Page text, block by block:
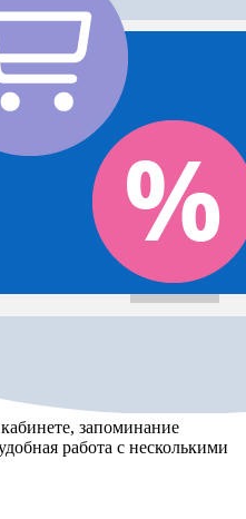
запоминание
работа с несколькими